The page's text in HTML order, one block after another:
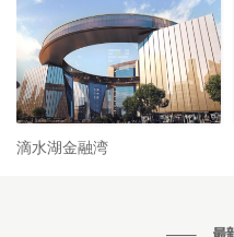
滴水湖金融湾